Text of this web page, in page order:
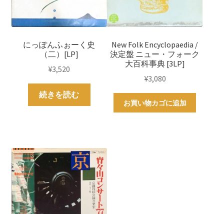
にっぽんふぉーく史
（二）[LP]
¥3,520
続きを読む
New Folk Encyclopaedia /
決定盤 ニュー・フォーク
大百科事典 [3LP]
¥3,080
お買い物カゴに追加